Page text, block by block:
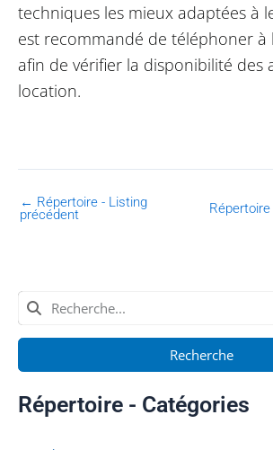
techniques les mieux adaptées à
est recommandé de téléphoner à
afin de vérifier la disponibilité des
location.
← Répertoire - Listing
précédent
Recherche
Répertoire - Catégories